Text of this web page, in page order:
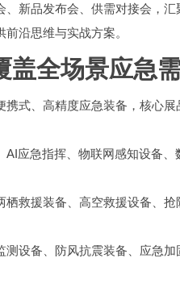
新品发布会、供需对接会，
沿思维与实战方案。
盖全场景应急
式、高精度应急装备，核心展
应急指挥、物联网感知设备、
救援装备、高空救援设备、抢
设备、防风抗震装备、应急加